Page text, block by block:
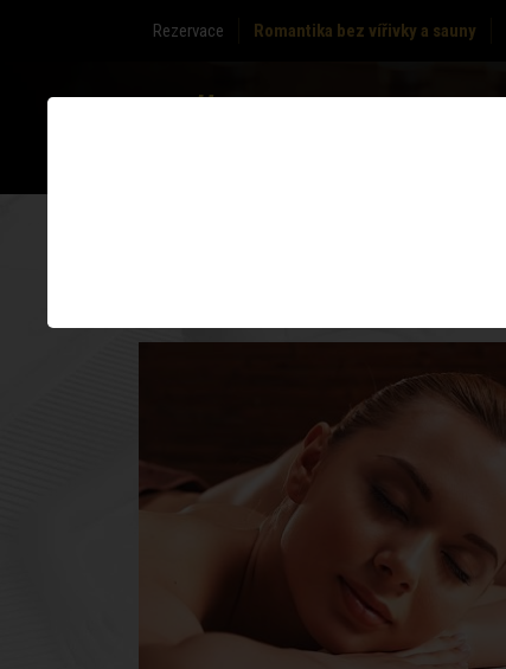
Rezervace Romantika bez vířivky a sauny